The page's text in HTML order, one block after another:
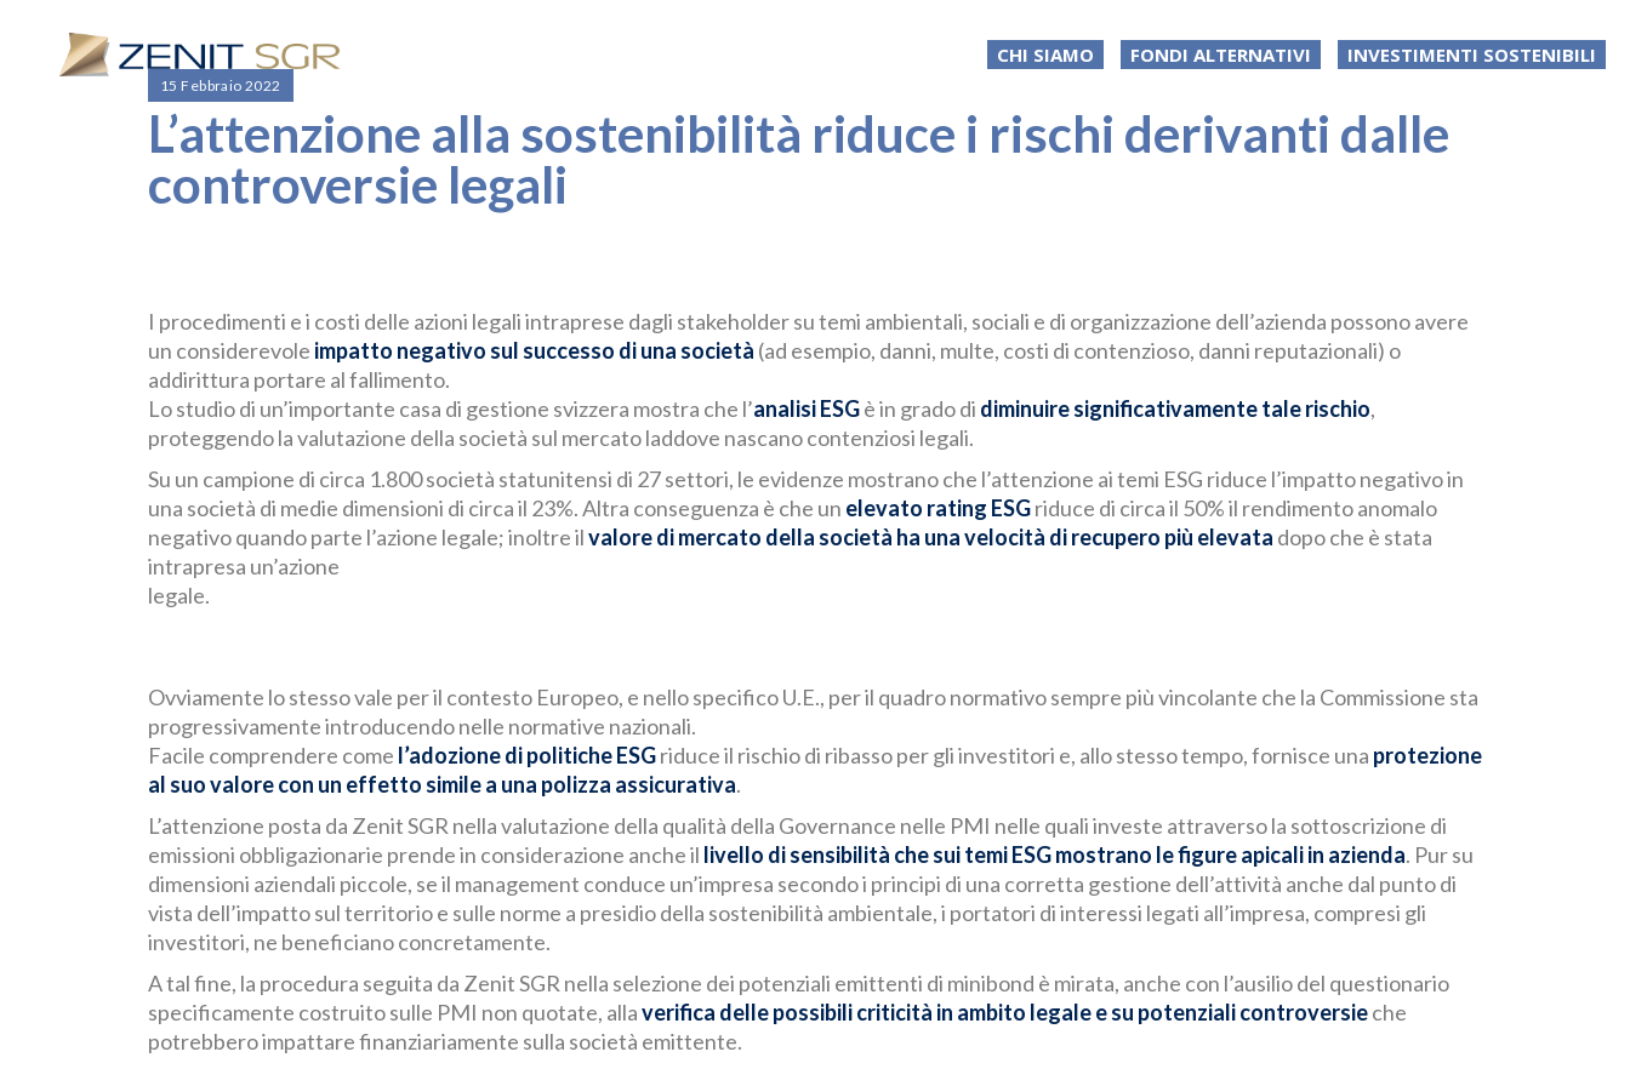
CHI SIAMO FONDI ALTERNATIVI INVESTIMENTI SOSTENIBILI
15 Febbraio 2022
L’attenzione alla sostenibilità riduce i rischi derivanti dalle
controversie legali
I procedimenti e i costi delle azioni legali intraprese dagli stakeholder su temi ambientali, sociali e di organizzazione dell’azienda possono avere
un considerevole impatto negativo sul successo di una società (ad esempio, danni, multe, costi di contenzioso, danni reputazionali) o
addirittura portare al fallimento.
Lo studio di un’importante casa di gestione svizzera mostra che l’analisi ESGè in grado di diminuire significativamente tale rischio,
proteggendo la valutazione della società sul mercato laddove nascano contenziosi legali.
Su un campione di circa 1.800 società statunitensi di 27 settori, le evidenze mostrano che l’attenzione ai temi ESG riduce l’impatto negativo in
una società di medie dimensioni di circa il 23%. Altra conseguenza è che un elevato rating ESGriduce di circa il 50% il rendimento anomalo
negativo quando parte l’azione legale; inoltre ilvalore di mercato della società ha una velocità di recupero più elevata dopo che è stata
intrapresa un’azione
legale.
Ovviamente lo stesso vale per il contesto Europeo, e nello specifico U.E., per il quadro normativo sempre più vincolante che la Commissione sta
progressivamente introducendo nelle normative nazionali.
Facile comprendere come l’adozione di politiche ESGriduce il rischio di ribasso per gli investitori e, allo stesso tempo, fornisce una protezione
al suo valore con un effetto simile a una polizza assicurativa.
L’attenzione posta da Zenit SGR nella valutazione della qualità della Governance nelle PMI nelle quali investe attraverso la sottoscrizione di
emissioni obbligazionarie prende in considerazione anche il livello di sensibilità che sui temi ESG mostrano le figure apicali in azienda. Pur su
dimensioni aziendali piccole, se il management conduce un’impresa secondo i principi di una corretta gestione dell’attività anche dal punto di
vista dell’impatto sul territorio e sulle norme a presidio della sostenibilità ambientale, i portatori di interessi legati all’impresa, compresi gli
investitori, ne beneficiano concretamente.
A tal fine, la procedura seguita da Zenit SGR nella selezione dei potenziali emittenti di minibond è mirata, anche con l’ausilio del questionario
specificamente costruito sulle PMI non quotate, allaverifica delle possibili criticità in ambito legale e su potenziali controversieche
potrebbero impattare finanziariamente sulla società emittente.